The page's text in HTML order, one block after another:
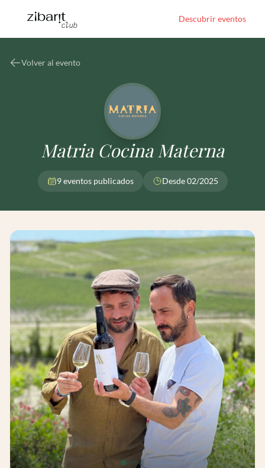
Descubrir eventos
Volver al evento
Matria Cocina Materna
9 eventos publicados Desde 02/2025